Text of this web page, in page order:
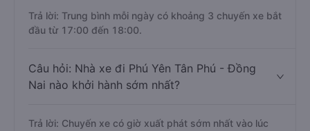
Trả lời: Trung bình mỗi ngày có khoảng 3 chuyến xe bắt
đầu từ 17:00 đến 18:00.
Câu hỏi: Nhà xe đi Phú Yên Tân Phú - Đồng
Nai nào khởi hành sớm nhất?
Trả lời: Chuyến xe có giờ xuất phát sớm nhất vào lúc